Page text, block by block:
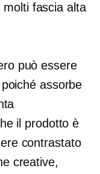
molti fascia alta
può essere
assorbe
il prodotto è
contrastato
creative,